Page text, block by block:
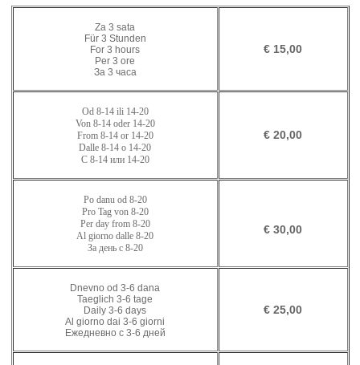
Za 3 sata
Für 3 Stunden
For 3 hours
Per 3 ore
За 3 часа
€ 15,00
Od 8-14ili 14-20
Von 8-14 oder 14-20
From 8-14 or 14-20
Dalle 8-14 o 14-20
С 8-14 или 14-20
€ 20,00
Po danu od 8-20
Pro Tag von 8-20
Per day from 8-20
Al giorno dalle 8-20
За день с 8-20
€ 30,00
Dnevno od 3-6 dana
Taeglich 3-6 tage
Daily 3-6 days
Al giorno dai 3-6 giorni
Ежедневно с 3-6 дней
€ 25,00